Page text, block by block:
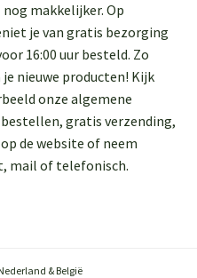
makkelijker. Op
je van gratis bezorging
16:00 uur besteld. Zo
nieuwe producten! Kijk
onze algemene
gratis verzending,
de website of neem
mail of telefonisch.
& België